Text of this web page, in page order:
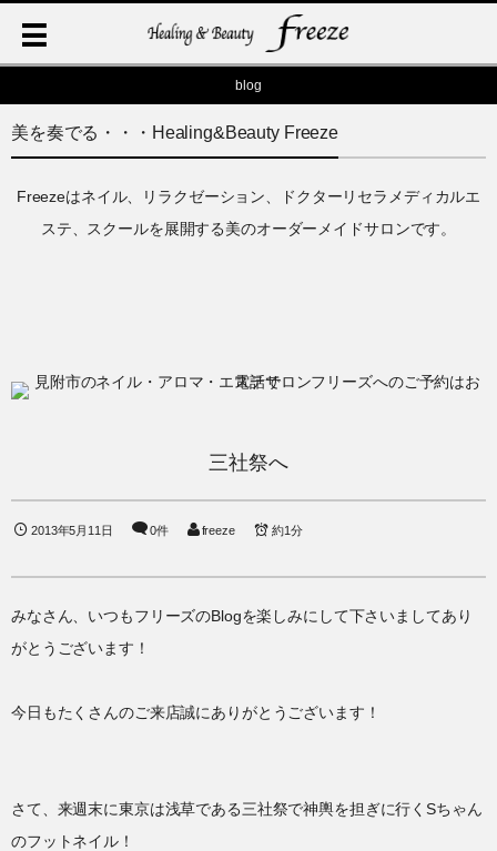
blog
美を奏でる・・・Healing&Beauty Freeze
Freezeはネイル、リラクゼーション、ドクターリセラメディカルエ
ステ、スクールを展開する美のオーダーメイドサロンです。
三社祭へ
2013年5月11日 0件 freeze 約1分
みなさん、いつもフリーズのBlogを楽しみにして下さいましてあり
がとうございます！
今日もたくさんのご来店誠にありがとうございます！
さて、来週末に東京は浅草である三社祭で神輿を担ぎに行くSちゃん
のフットネイル！